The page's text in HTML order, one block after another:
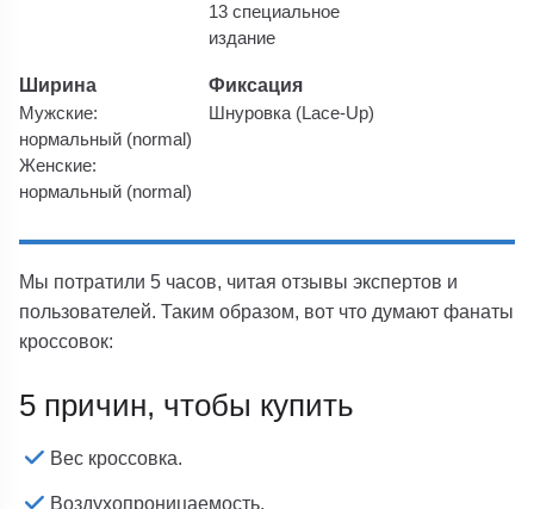
13 специальное
издание
Ширина
Мужские:
нормальный (normal)
Женские:
нормальный (normal)
Фиксация
Шнуровка (Lace-Up)
Мы потратили 5 часов, читая отзывы экспертов и
пользователей. Таким образом, вот что думают фанаты
кроссовок:
5 причин, чтобы купить
Вес кроссовка.
Воздухопроницаемость.